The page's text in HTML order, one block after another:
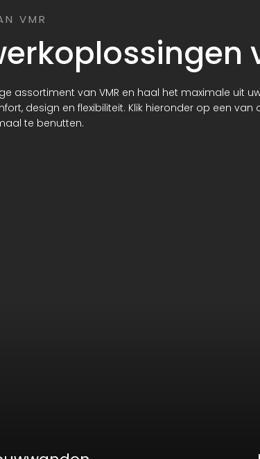
VMR
assortiment van VMR en haal het maximale uit
design en flexibiliteit. Klik hieronder op een
te benutten.